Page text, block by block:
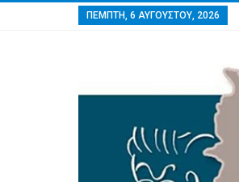
ΠΈΜΠΤΗ, 6 ΑΥΓΟΎΣΤΟΥ, 2026